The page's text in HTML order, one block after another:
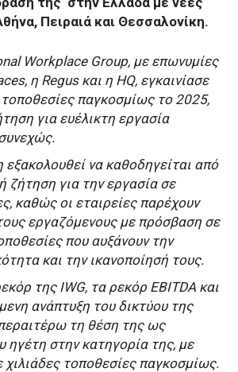
Πειραιά και Θεσσαλονίκη.
Workplace Group, με επωνυμίες
η Regus και η HQ, εγκαινίασε
παγκοσμίως το 2025,
για ευέλικτη εργασία
εξακολουθεί να καθοδηγείται από
ζήτηση για την εργασία σε
καθώς οι εταιρείες παρέχουν
εργαζόμενους με πρόσβαση σε
που αυξάνουν την
και την ικανοποίησή τους.
της IWG, τα ρεκόρ EBITDA και
ανάπτυξη του δικτύου της
τη θέση της ως
ηγέτη στην κατηγορία της, με
χιλιάδες τοποθεσίες παγκοσμίως.